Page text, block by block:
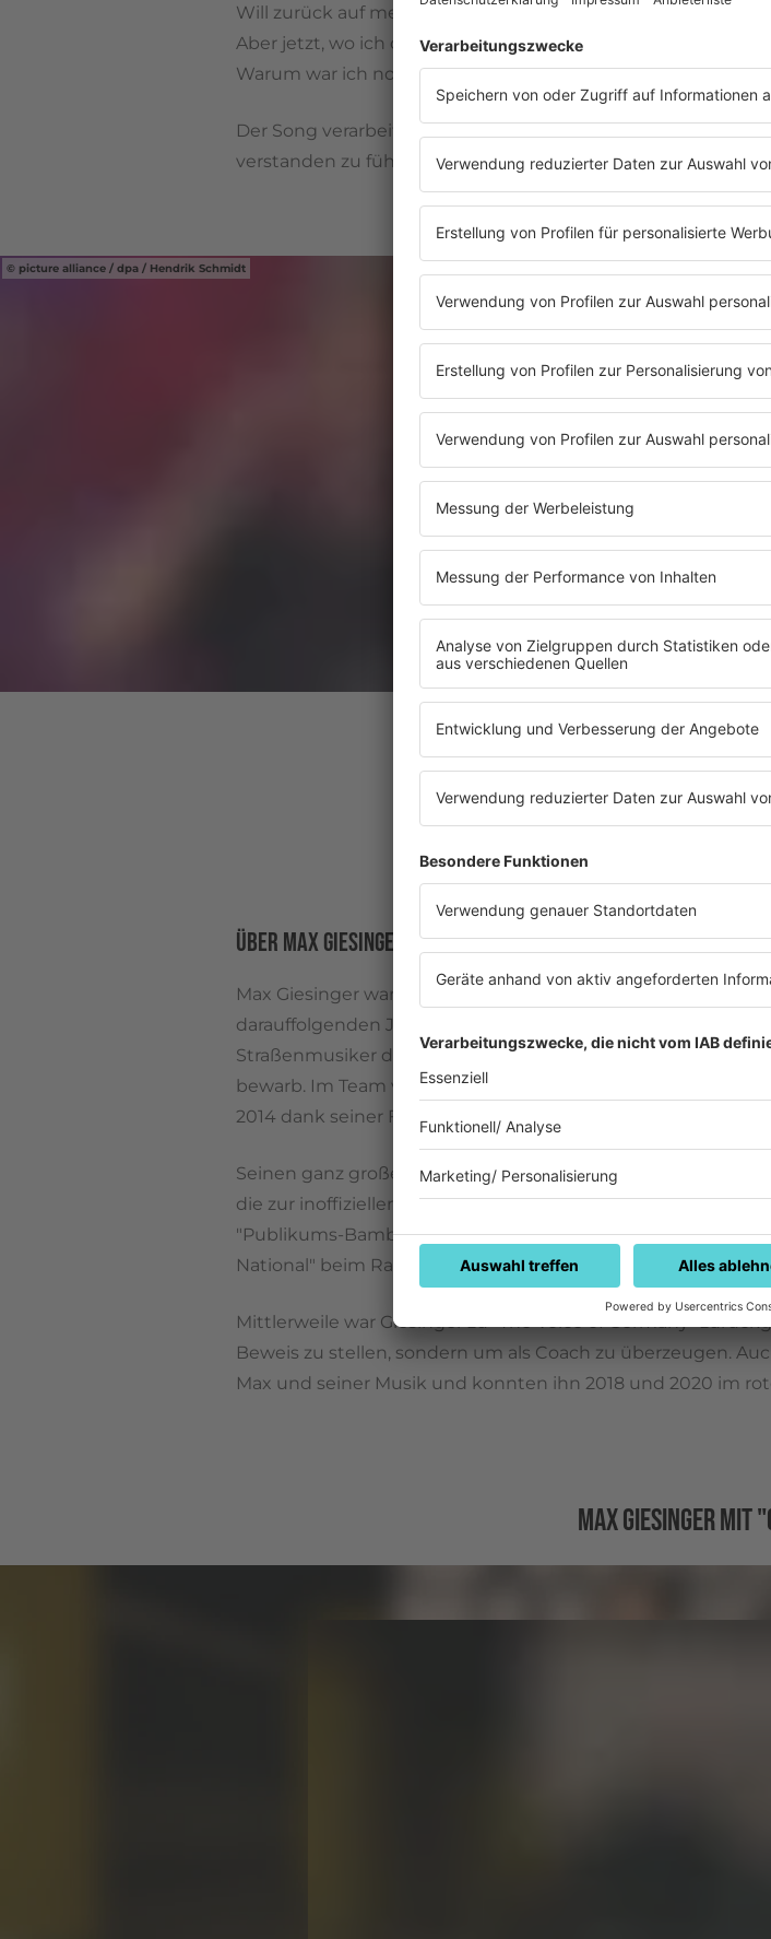
Will zurück auf meine Berghütte
Aber jetzt, wo ich da bin, find ich es schon schade
Warum war ich noch nie in der Großstadt?"
Der Song verarbeitet die Erkenntnis, dass Heimat weniger
verstanden zu fühlen.
picture alliance / dpa / Hendrik Schmidt
ÜBER MAX GIESINGER
Max Giesinger war gerade einmal 13 Jahre alt, als er
darauffolgenden Jahren spielte der gebürtige Badener in
Straßenmusiker durch Australien reiste und sich
bewarb. Im Team von Xavier Naidoo konnte sich der
2014 dank seiner Fans durch eine Crowdfunding-
Seinen ganz großen Durchbruch feierte er schließlich 2016:
die zur inoffiziellen EM-Hymne für Deutschland wurde und
"Publikums-Bambi", sondern auch einen MTV EMA als
National" beim Radio Regenbogen Award einbrachte.
Mittlerweile war Giesinger zu "The Voice of Germany"
Beweis zu stellen, sondern um als Coach zu überzeugen.
Max und seiner Musik und konnten ihn 2018 und 2020 im
MAX GIESINGER MIT